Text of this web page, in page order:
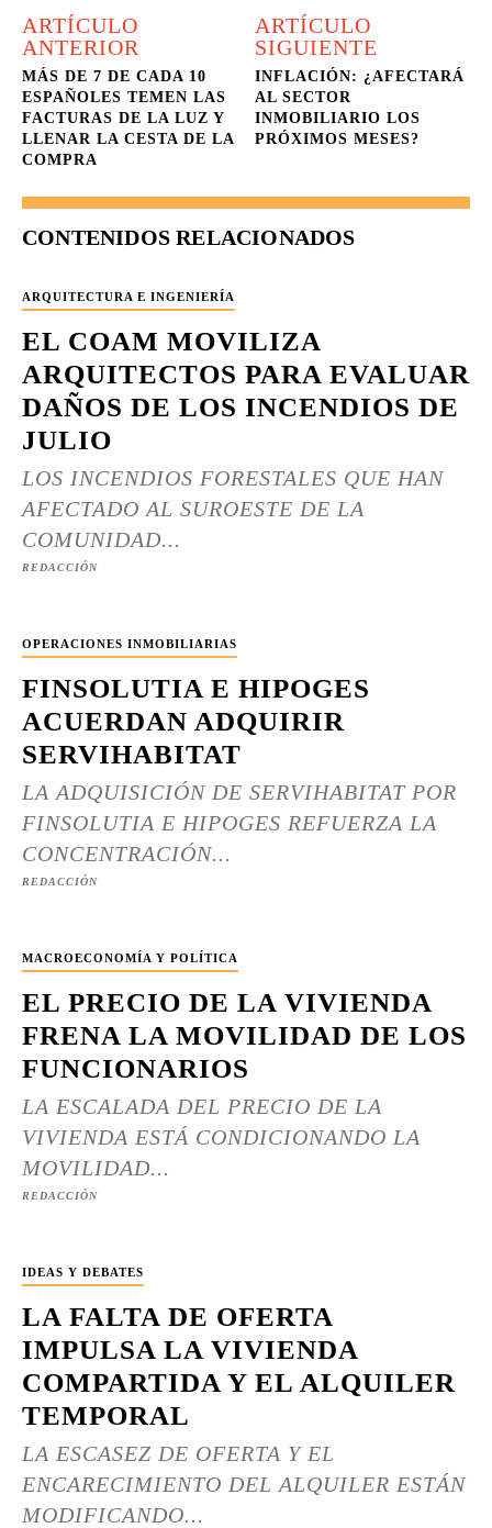
ARTÍCULO
ANTERIOR
MÁS DE 7 DE CADA 10
ESPAÑOLES TEMEN LAS
FACTURAS DE LA LUZ Y
LLENAR LA CESTA DE LA
COMPRA
ARTÍCULO
SIGUIENTE
INFLACIÓN: ¿AFECTARÁ
AL SECTOR
INMOBILIARIO LOS
PRÓXIMOS MESES?
CONTENIDOS RELACIONADOS
ARQUITECTURA E INGENIERÍA
EL COAM MOVILIZA
ARQUITECTOS PARA EVALUAR
DAÑOS DE LOS INCENDIOS DE
JULIO
LOS INCENDIOS FORESTALES QUE HAN
AFECTADO AL SUROESTE DE LA
COMUNIDAD...
REDACCIÓN
OPERACIONES INMOBILIARIAS
FINSOLUTIA E HIPOGES
ACUERDAN ADQUIRIR
SERVIHABITAT
LA ADQUISICIÓN DE SERVIHABITAT POR
FINSOLUTIA E HIPOGES REFUERZA LA
CONCENTRACIÓN...
REDACCIÓN
MACROECONOMÍA Y POLÍTICA
EL PRECIO DE LA VIVIENDA
FRENA LA MOVILIDAD DE LOS
FUNCIONARIOS
LA ESCALADA DEL PRECIO DE LA
VIVIENDA ESTÁ CONDICIONANDO LA
MOVILIDAD...
REDACCIÓN
IDEAS Y DEBATES
LA FALTA DE OFERTA
IMPULSA LA VIVIENDA
COMPARTIDA Y EL ALQUILER
TEMPORAL
LA ESCASEZ DE OFERTA Y EL
ENCARECIMIENTO DEL ALQUILER ESTÁN
MODIFICANDO...